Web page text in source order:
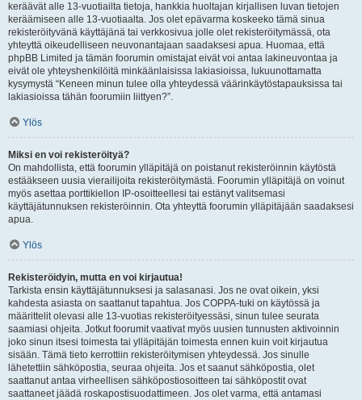
keräävät alle 13-vuotiailta tietoja, hankkia huoltajan kirjallisen luvan tietojen
keräämiseen alle 13-vuotiaalta. Jos olet epävarma koskeeko tämä sinua
rekisteröityvänä käyttäjänä tai verkkosivua jolle olet rekisteröitymässä, ota
yhteyttä oikeudelliseen neuvonantajaan saadaksesi apua. Huomaa, että
phpBB Limited ja tämän foorumin omistajat eivät voi antaa lakineuvontaa ja
eivät ole yhteyshenkilöitä minkäänlaisissa lakiasioissa, lukuunottamatta
kysymystä “Keneen minun tulee olla yhteydessä väärinkäytöstapauksissa tai
lakiasioissa tähän foorumiin liittyen?”.
Ylös
Miksi en voi rekisteröityä?
On mahdollista, että foorumin ylläpitäjä on poistanut rekisteröinnin käytöstä
estääkseen uusia vierailijoita rekisteröitymästä. Foorumin ylläpitäjä on voinut
myös asettaa porttikiellon IP-osoitteellesi tai estänyt valitsemasi
käyttäjätunnuksen rekisteröinnin. Ota yhteyttä foorumin ylläpitäjään saadaksesi
apua.
Ylös
Rekisteröidyin, mutta en voi kirjautua!
Tarkista ensin käyttäjätunnuksesi ja salasanasi. Jos ne ovat oikein, yksi
kahdesta asiasta on saattanut tapahtua. Jos COPPA-tuki on käytössä ja
määrittelit olevasi alle 13-vuotias rekisteröityessäsi, sinun tulee seurata
saamiasi ohjeita. Jotkut foorumit vaativat myös uusien tunnusten aktivoinnin
joko sinun itsesi toimesta tai ylläpitäjän toimesta ennen kuin voit kirjautua
sisään. Tämä tieto kerrottiin rekisteröitymisen yhteydessä. Jos sinulle
lähetettiin sähköpostia, seuraa ohjeita. Jos et saanut sähköpostia, olet
saattanut antaa virheellisen sähköpostiosoitteen tai sähköpostit ovat
saattaneet jäädä roskapostisuodattimeen. Jos olet varma, että antamasi